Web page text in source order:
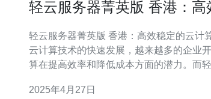
轻云服务器菁英版 香港：高
轻云服务器菁英版 香港：高效稳定的云计算解
云计算技术的快速发展，越来越多的企业
算在提高效率和降低成本方面的潜力。而
越多企业的青睐。 轻云服务器菁英版 香港以其高效稳定的
2025年4月27日